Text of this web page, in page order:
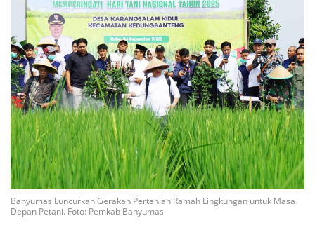
Banyumas Luncurkan Gerakan Pertanian Ramah Lingkungan untuk Masa
Depan Petani. Foto: Pemkab Banyumas